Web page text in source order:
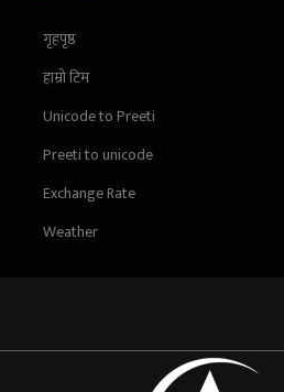
गृहपृष्ठ
हाम्रो टिम
Unicode to Preeti
Preeti to unicode
Exchange Rate
Weather